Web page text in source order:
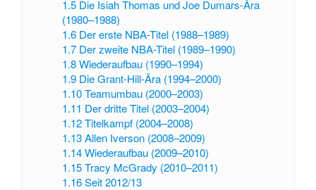
1.5 Die Isiah Thomas und Joe Dumars-Ära
(1980–1988)
1.6 Der erste NBA-Titel (1988–1989)
1.7 Der zweite NBA-Titel (1989–1990)
1.8 Wiederaufbau (1990–1994)
1.9 Die Grant-Hill-Ära (1994–2000)
1.10 Teamumbau (2000–2003)
1.11 Der dritte Titel (2003–2004)
1.12 Titelkampf (2004–2008)
1.13 Allen Iverson (2008–2009)
1.14 Wiederaufbau (2009–2010)
1.15 Tracy McGrady (2010–2011)
1.16 Seit 2012/13